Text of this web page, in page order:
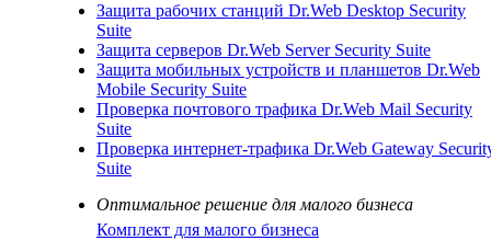
Защита рабочих станций Dr.Web Desktop Security
Suite
Защита серверов Dr.Web Server Security Suite
Защита мобильных устройств и планшетов Dr.Web
Mobile Security Suite
Проверка почтового трафика Dr.Web Mail Security
Suite
Проверка интернет-трафика Dr.Web Gateway
Suite
Оптимальное решение для малого бизнеса
Комплект для малого бизнеса